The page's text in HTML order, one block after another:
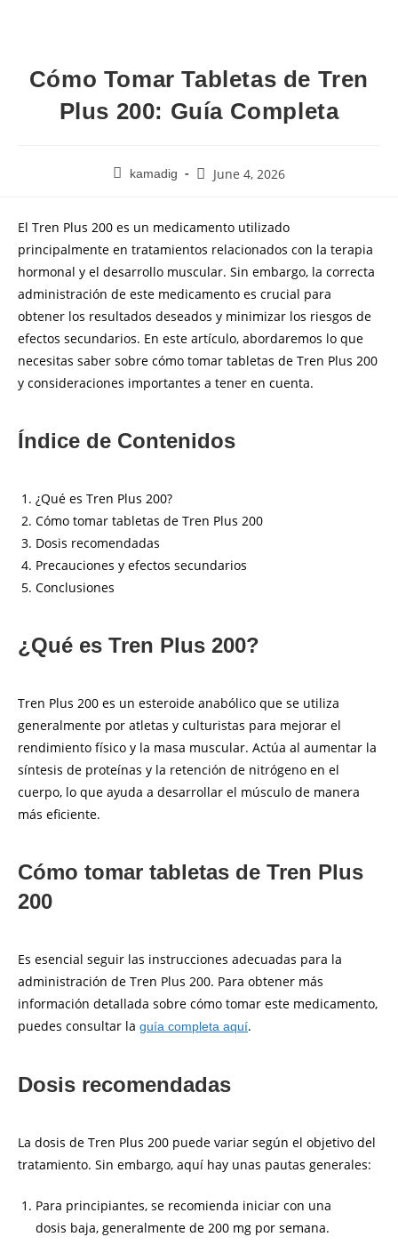
Cómo Tomar Tabletas de Tren
Plus 200: Guía Completa
kamadig June 4, 2026
El Tren Plus 200 es un medicamento utilizado
principalmente en tratamientos relacionados con la terapia
hormonal y el desarrollo muscular. Sin embargo, la correcta
administración de este medicamento es crucial para
obtener los resultados deseados y minimizar los riesgos de
efectos secundarios. En este artículo, abordaremos lo que
necesitas saber sobre cómo tomar tabletas de Tren Plus 200
y consideraciones importantes a tener en cuenta.
Índice de Contenidos
¿Qué es Tren Plus 200?
Cómo tomar tabletas de Tren Plus 200
Dosis recomendadas
Precauciones y efectos secundarios
Conclusiones
¿Qué es Tren Plus 200?
Tren Plus 200 es un esteroide anabólico que se utiliza
generalmente por atletas y culturistas para mejorar el
rendimiento físico y la masa muscular. Actúa al aumentar la
síntesis de proteínas y la retención de nitrógeno en el
cuerpo, lo que ayuda a desarrollar el músculo de manera
más eficiente.
Cómo tomar tabletas de Tren Plus
200
Es esencial seguir las instrucciones adecuadas para la
administración de Tren Plus 200. Para obtener más
información detallada sobre cómo tomar este medicamento,
puedes consultar la guía completa aquí.
Dosis recomendadas
La dosis de Tren Plus 200 puede variar según el objetivo del
tratamiento. Sin embargo, aquí hay unas pautas generales:
Para principiantes, se recomienda iniciar con una
dosis baja, generalmente de 200 mg por semana.